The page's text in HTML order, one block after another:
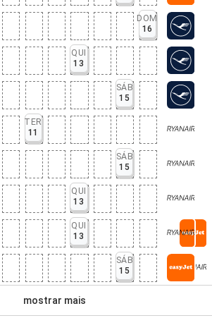
DOM
16
QUI
13
SÁB
15
TER
11
SÁB
15
QUI
13
QUI
13
SÁB
15
mostrar mais